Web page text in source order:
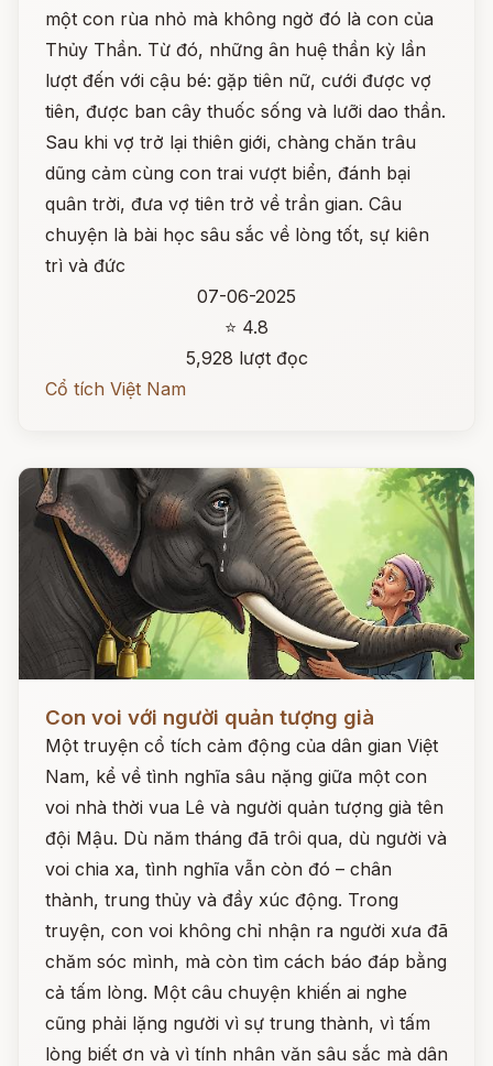
một con rùa nhỏ mà không ngờ đó là con của
Thủy Thần. Từ đó, những ân huệ thần kỳ lần
lượt đến với cậu bé: gặp tiên nữ, cưới được vợ
tiên, được ban cây thuốc sống và lưỡi dao thần.
Sau khi vợ trở lại thiên giới, chàng chăn trâu
dũng cảm cùng con trai vượt biển, đánh bại
quân trời, đưa vợ tiên trở về trần gian. Câu
chuyện là bài học sâu sắc về lòng tốt, sự kiên
trì và đức
07-06-2025
⭐ 4.8
5,928 lượt đọc
Cổ tích Việt Nam
Con voi với người quản tượng già
Một truyện cổ tích cảm động của dân gian Việt
Nam, kể về tình nghĩa sâu nặng giữa một con
voi nhà thời vua Lê và người quản tượng già tên
đội Mậu. Dù năm tháng đã trôi qua, dù người và
voi chia xa, tình nghĩa vẫn còn đó – chân
thành, trung thủy và đầy xúc động. Trong
truyện, con voi không chỉ nhận ra người xưa đã
chăm sóc mình, mà còn tìm cách báo đáp bằng
cả tấm lòng. Một câu chuyện khiến ai nghe
cũng phải lặng người vì sự trung thành, vì tấm
lòng biết ơn và vì tính nhân văn sâu sắc mà dân